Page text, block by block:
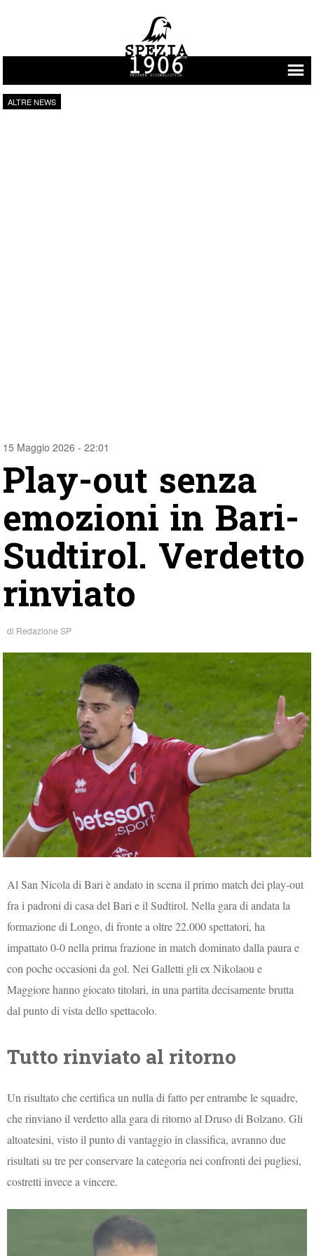
Vai al contenuto
ALTRE NEWS
15 Maggio 2026 - 22:01
Play-out senza
emozioni in Bari-
Sudtirol. Verdetto
rinviato
di Redazione SP
Al San Nicola di Bari è andato in scena il primo match dei play-out
fra i padroni di casa del Bari e il Sudtirol. Nella gara di andata la
formazione di Longo, di fronte a oltre 22.000 spettatori, ha
impattato 0-0 nella prima frazione in match dominato dalla paura e
con poche occasioni da gol. Nei Galletti gli ex Nikolaou e
Maggiore hanno giocato titolari, in una partita decisamente brutta
dal punto di vista dello spettacolo.
Tutto rinviato al ritorno
Un risultato che certifica un nulla di fatto per entrambe le squadre,
che rinviano il verdetto alla gara di ritorno al Druso di Bolzano. Gli
altoatesini, visto il punto di vantaggio in classifica, avranno due
risultati su tre per conservare la categoria nei confronti dei pugliesi,
costretti invece a vincere.